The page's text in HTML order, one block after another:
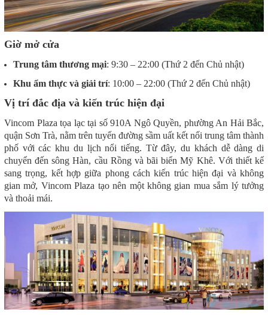
Giờ mở cửa
Trung tâm thương mại: 9:30 – 22:00 (Thứ 2 đến Chủ nhật)
Khu ẩm thực và giải trí: 10:00 – 22:00 (Thứ 2 đến Chủ nhật)
Vị trí đắc địa và kiến trúc hiện đại
Vincom Plaza tọa lạc tại số 910A Ngô Quyền, phường An Hải Bắc,
quận Sơn Trà, nằm trên tuyến đường sầm uất kết nối trung tâm thành
phố với các khu du lịch nổi tiếng. Từ đây, du khách dễ dàng di
chuyển đến sông Hàn, cầu Rồng và bãi biển Mỹ Khê. Với thiết kế
sang trọng, kết hợp giữa phong cách kiến trúc hiện đại và không
gian mở, Vincom Plaza tạo nên một không gian mua sắm lý tưởng
và thoải mái.